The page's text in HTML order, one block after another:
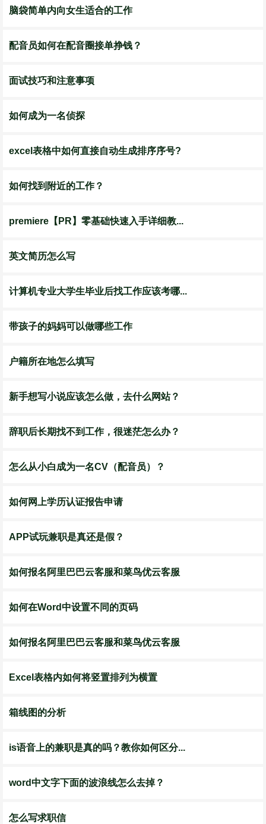
脑袋简单内向女生适合的工作
配音员如何在配音圈接单挣钱？
面试技巧和注意事项
如何成为一名侦探
excel表格中如何直接自动生成排序序号?
如何找到附近的工作？
premiere【PR】零基础快速入手详细教...
英文简历怎么写
计算机专业大学生毕业后找工作应该考哪...
带孩子的妈妈可以做哪些工作
户籍所在地怎么填写
新手想写小说应该怎么做，去什么网站？
辞职后长期找不到工作，很迷茫怎么办？
怎么从小白成为一名CV（配音员）？
如何网上学历认证报告申请
APP试玩兼职是真还是假？
如何报名阿里巴巴云客服和菜鸟优云客服
如何在Word中设置不同的页码
如何报名阿里巴巴云客服和菜鸟优云客服
Excel表格内如何将竖置排列为横置
箱线图的分析
is语音上的兼职是真的吗？教你如何区分...
word中文字下面的波浪线怎么去掉？
怎么写求职信